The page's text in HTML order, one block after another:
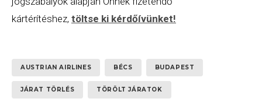
kártérítéshez, töltse ki kérdőívünket!
AUSTRIAN AIRLINES BÉCS BUDAPEST
JÁRAT TÖRLÉS TÖRÖLT JÁRATOK